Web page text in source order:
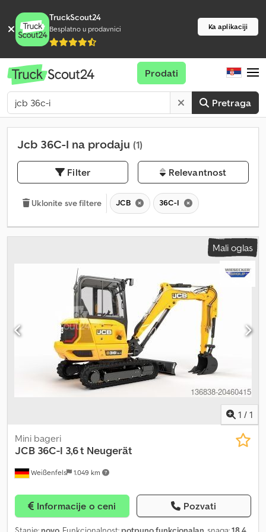
TruckScout24
Besplatno u prodavnici Ka aplikaciji
Pretraga
Prodati
Jcb 36C-I na prodaju (1)
Filter Relevantnost
Uklonite sve filtere JCB 36C-I
Mali oglas
1 / 1
Weißenfels 1.049 km
Mini bageri
JCB 36C-I 3,6 t Neugerät
Informacije o ceni Pozvati